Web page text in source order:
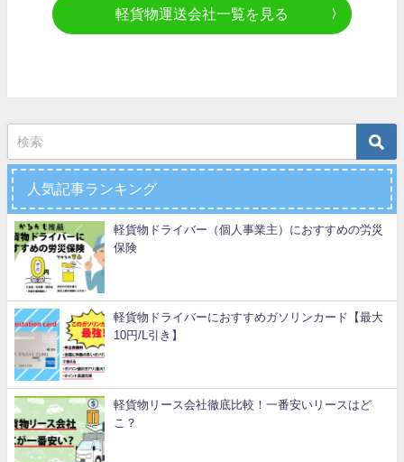
軽貨物運送会社一覧を見る
人気記事ランキング
軽貨物ドライバー（個人事業主）におすすめの労災
保険
軽貨物ドライバーにおすすめガソリンカード【最大
10円/L引き】
軽貨物リース会社徹底比較！一番安いリースはど
こ？